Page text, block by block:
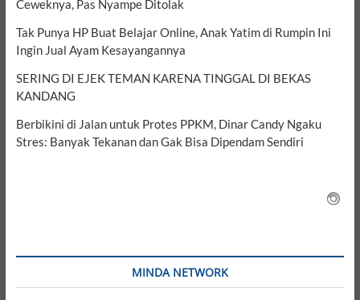
Ceweknya, Pas Nyampe Ditolak
Tak Punya HP Buat Belajar Online, Anak Yatim di Rumpin Ini
Ingin Jual Ayam Kesayangannya
SERING DI EJEK TEMAN KARENA TINGGAL DI BEKAS
KANDANG
Berbikini di Jalan untuk Protes PPKM, Dinar Candy Ngaku
Stres: Banyak Tekanan dan Gak Bisa Dipendam Sendiri
MINDA NETWORK